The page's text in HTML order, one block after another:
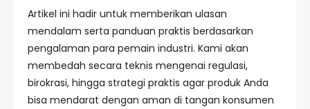
Artikel ini hadir untuk memberikan ulasan
mendalam serta panduan praktis berdasarkan
pengalaman para pemain industri. Kami akan
membedah secara teknis mengenai regulasi,
birokrasi, hingga strategi praktis agar produk Anda
bisa mendarat dengan aman di tangan konsumen